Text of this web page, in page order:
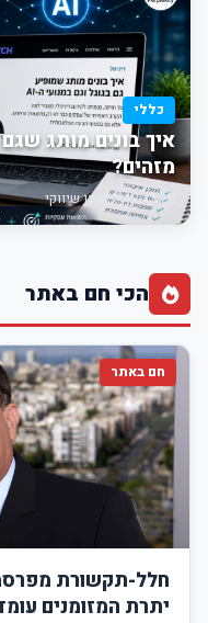
כללי
מזהים?
12:13 תוכן שיווקי
הכי חם באתר
חם באתר
חלל-תקשורת
יתרת המזומנים עומדת על 135